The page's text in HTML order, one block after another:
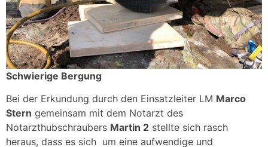
Schwierige Bergung
Bei der Erkundung durch den Einsatzleiter LM Marco
Stern gemeinsam mit dem Notarzt des
Notarzthubschraubers Martin 2 stellte sich rasch
heraus, dass es sich um eine aufwendige und